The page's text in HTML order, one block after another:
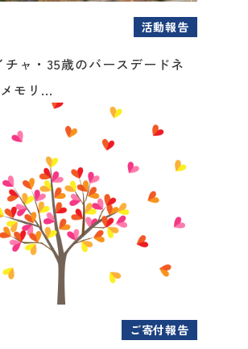
活動報告
ャ・35歳のバースデードネ
モリ...
ご寄付報告